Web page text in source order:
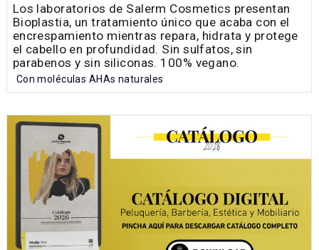
Los laboratorios de Salerm Cosmetics presentan
Bioplastia, un tratamiento único que acaba con el
encrespamiento mientras repara, hidrata y protege
el cabello en profundidad. Sin sulfatos, sin
parabenos y sin siliconas. 100% vegano.
Con moléculas AHAs naturales